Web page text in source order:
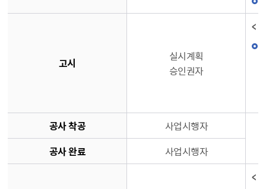
고시
실시계획
승인권자
<
공사 착공
사업시행자
공사 완료
사업시행자
<